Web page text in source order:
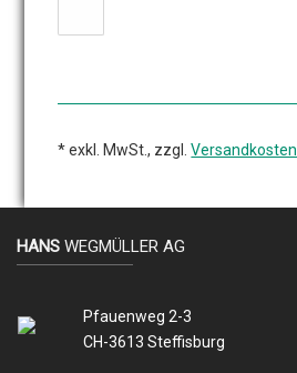
* exkl. MwSt., zzgl.Versandkosten
HANS WEGMÜLLER AG
Pfauenweg 2-3
CH-3613 Steffisburg